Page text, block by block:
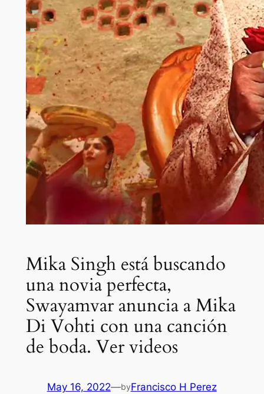
Mika Singh está buscando
una novia perfecta,
Swayamvar anuncia a Mika
Di Vohti con una canción
de boda. Ver videos
May 16, 2022—byFrancisco H Perez